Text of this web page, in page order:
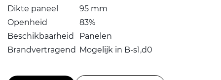
Dikte paneel
95 mm
Openheid
83%
Beschikbaarheid
Panelen
Brandvertragend Mogelijk in B-s1,d0